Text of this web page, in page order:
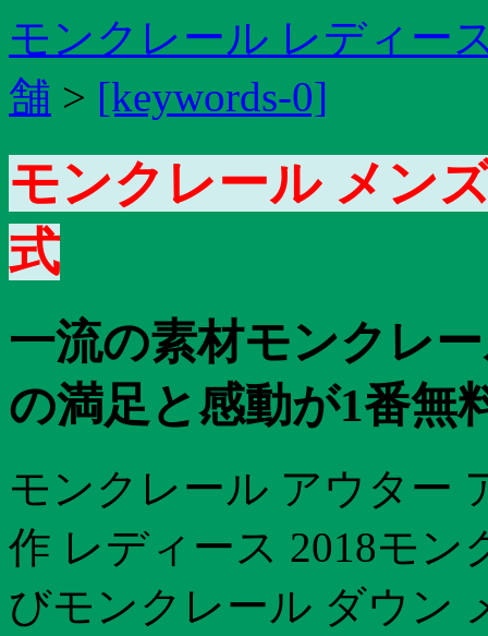
モンクレール レディー
舗 > [keywords-0]
モンクレール メン
式
一流の素材モンクレ
の満足と感動が1番無
モンクレール アウター
作 レディース 2018モ
びモンクレール ダウン